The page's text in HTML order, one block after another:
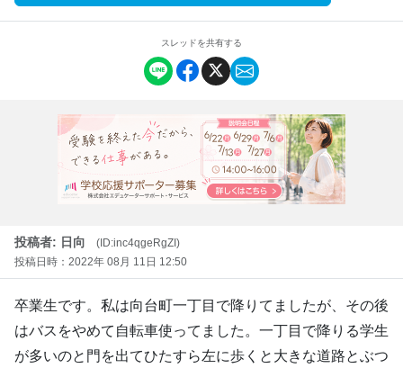
スレッドを共有する
投稿者: 日向
(ID:inc4qgeRgZI)
投稿日時：2022年 08月 11日 12:50
卒業生です。私は向台町一丁目で降りてましたが、その後
はバスをやめて自転車使ってました。一丁目で降りる学生
が多いのと門を出てひたすら左に歩くと大きな道路とぶつ